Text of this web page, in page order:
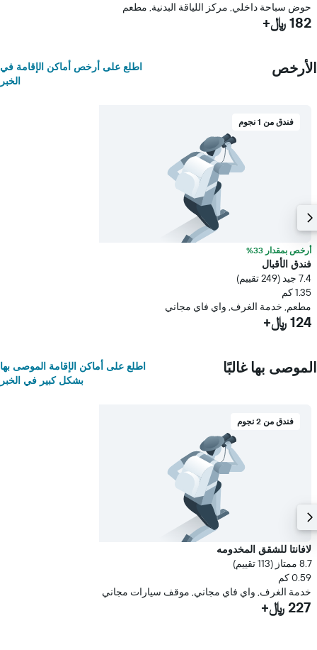
حوض سباحة داخلي, مركز اللياقة البدنية, مطعم
182 ﷼+
الأرخص
اطلع على أرخص أماكن الإقامة في
الخبر
فندق من 1 نجوم
أرخص بمقدار 33%
فندق الأقبال
7.4 جيد (249 تقييم)
1.35 كم
مطعم, خدمة الغرف, واي فاي مجاني
124 ﷼+
الموصى بها غالبًا
اطلع على أماكن الإقامة الموصى بها
بشكل كبير في الخبر
فندق من 2 نجوم
لافانتا للشقق المخدومه
8.7 ممتاز (113 تقييم)
0.59 كم
خدمة الغرف, واي فاي مجاني, موقف سيارات مجاني
227 ﷼+